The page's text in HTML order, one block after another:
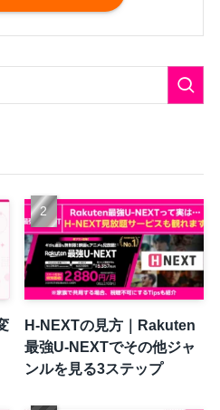
H-NEXTの見方｜Rakuten
最強U-NEXTでその他ジャ
ンルを見る3ステップ